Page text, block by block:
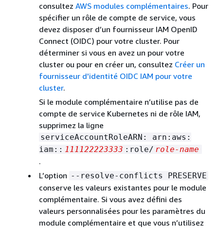
consultez AWS modules complémentaires. Pour
spécifier un rôle de compte de service, vous
devez disposer d’un fournisseur IAM OpenID
Connect (OIDC) pour votre cluster. Pour
déterminer si vous en avez un pour votre
cluster ou pour en créer un, consultez Créer un
fournisseur d'identité OIDC IAM pour votre
cluster.
Si le module complémentaire n’utilise pas de
compte de service Kubernetes ni de rôle IAM,
supprimez la ligne
serviceAccountRoleARN: arn:aws:
iam:: 111122223333 :role/ role-name
.
L’option --resolve-conflicts PRESERVE
conserve les valeurs existantes pour le module
complémentaire. Si vous avez défini des
valeurs personnalisées pour les paramètres du
module complémentaire et que vous n’utilisez